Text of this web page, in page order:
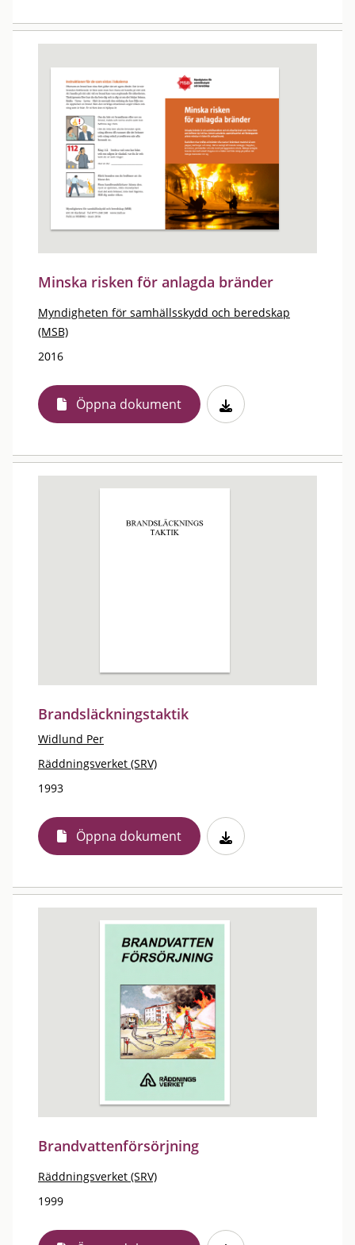
Minska risken för anlagda bränder
Myndigheten för samhällsskydd och beredskap
(MSB)
2016
Öppna dokument
Brandsläckningstaktik
Widlund Per
Räddningsverket (SRV)
1993
Öppna dokument
Brandvattenförsörjning
Räddningsverket (SRV)
1999